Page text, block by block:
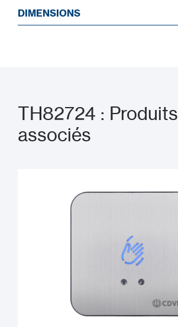
DIMENSIONS
TH82724 : Produits
associés